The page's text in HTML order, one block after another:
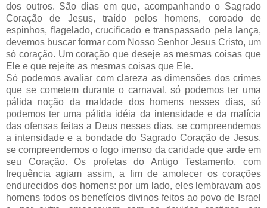
dos outros. São dias em que, acompanhando o Sagrado
Coração de Jesus, traído pelos homens, coroado de
espinhos, flagelado, crucificado e transpassado pela lança,
devemos buscar formar com Nosso Senhor Jesus Cristo, um
só coração. Um coração que deseje as mesmas coisas que
Ele e que rejeite as mesmas coisas que Ele.
Só podemos avaliar com clareza as dimensões dos crimes
que se cometem durante o carnaval, só podemos ter uma
pálida noção da maldade dos homens nesses dias, só
podemos ter uma pálida idéia da intensidade e da malícia
das ofensas feitas a Deus nesses dias, se compreendemos
a intensidade e a bondade do Sagrado Coração de Jesus,
se compreendemos o fogo imenso da caridade que arde em
seu Coração. Os profetas do Antigo Testamento, com
frequência agiam assim, a fim de amolecer os corações
endurecidos dos homens: por um lado, eles lembravam aos
homens todos os benefícios divinos feitos ao povo de Israel